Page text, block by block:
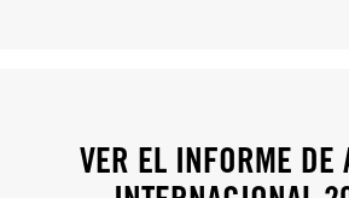
VER EL INFORME DE